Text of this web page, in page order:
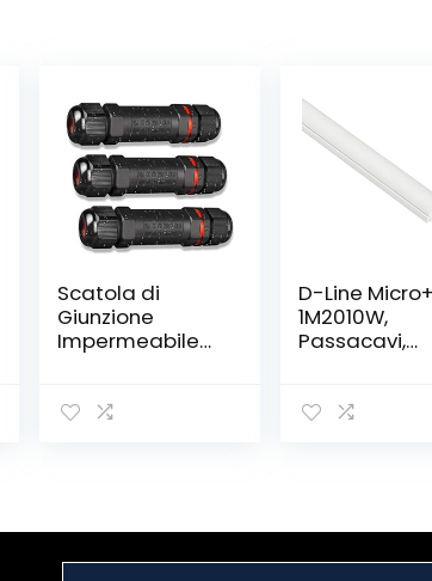
Scatola di
Giunzione
Impermeabile
Stagno
Area Esterna 3
Poli per
D-Line Micro+
1M2010W,
Passacavi,
Canalina
x 10 mm – 1 m
Lunghezza –